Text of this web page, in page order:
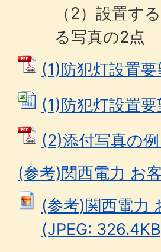
（2）設置す
る写真の2点
(1)防犯灯設置
(1)防犯灯設置
(2)添付写真の
(参考)関西電力 お
(参考)関西電力
(JPEG: